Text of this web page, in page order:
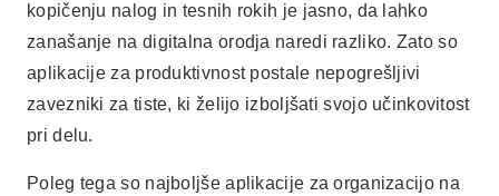
kopičenju nalog in tesnih rokih je jasno, da lahko
zanašanje na digitalna orodja naredi razliko. Zato so
aplikacije za produktivnost postale nepogrešljivi
zavezniki za tiste, ki želijo izboljšati svojo učinkovitost
pri delu.
Poleg tega so najboljše aplikacije za organizacijo na